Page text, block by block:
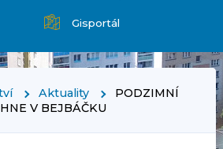
Gisportál
Aktuality
PODZIMNÍ
V BEJBÁČKU